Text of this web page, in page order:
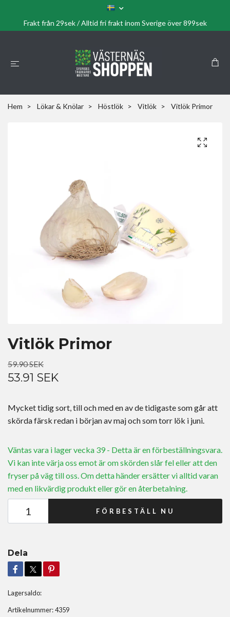
Frakt från 29sek / Alltid fri frakt inom Sverige över 899sek
Hem Lökar & Knölar Höstlök Vitlök Vitlök Primor
Vitlök Primor
59.90 SEK
53.91 SEK
Mycket tidig sort, till och med en av de tidigaste som går att
skörda färsk redan i början av maj och som torr lök i juni.
Väntas vara i lager vecka 39 - Detta är en förbeställningsvara.
Vi kan inte värja oss emot är om skörden slår fel eller att den
fryser på väg till oss. Om detta händer ersätter vi alltid varan
med en likvärdig produkt eller gör en återbetalning.
FÖRBESTÄLL NU
Dela
Lagersaldo:
Artikelnummer:4359